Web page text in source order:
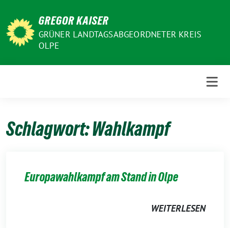
zum
Inhalt
GREGOR KAISER
GRÜNER LANDTAGSABGEORDNETER KREIS
OLPE
Schlagwort:Wahlkampf
Europawahlkampf am Stand in Olpe
WEITERLESEN